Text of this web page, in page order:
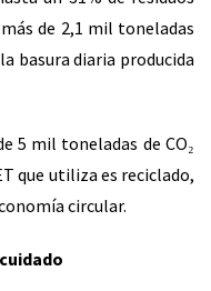
de 2,1 mil toneladas
basura diaria producida
5 mil toneladas de CO₂
que utiliza es reciclado,
circular.